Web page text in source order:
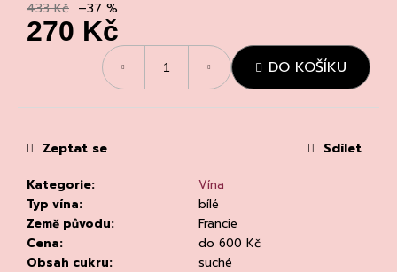
433 Kč –37 %
270 Kč
DO KOŠÍKU
Kategorie:
Vína
Typ vína:
bílé
Země původu:
Francie
Cena:
do 600 Kč
Obsah cukru:
suché
Zeptat se Sdílet
o
p
o
č
m
e